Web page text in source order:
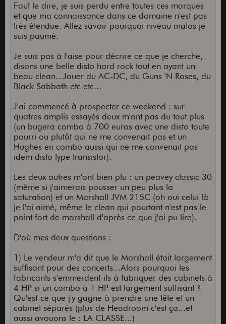
Faut le dire, je suis perdu entre toutes ces marques
et que ma connaissance dans ce domaine n'est pas
très étendue. Allez savoir pourquoi niveau matos je
suis paumé.
Je suis pas à l'aise pour décrire ce que je cherche,
disons une belle disto hard rock tout en ayant un
beau clean...Jouer du AC-DC, du Guns 'N Roses, du
Black Sabbath etc etc...
J'ai commencé à prospecter ce weekend : sur
quatres amplis essayés deux m'ont pas du tout plus
(un bugera combo à 700 euros avec une disto toute
pourri ou plutôt qui ne me convenait pas et un
Hughes en combo aussi qui ne me convenait pas
idem disto type transistor).
Les deux autres m'ont bien plu : un peavey classic 30
(même si j'aimerais pousser un peu plus la
saturation) et un Marshall JVM 215C (oh oui celui là
je l'ai aimé, même le clean qui pourtant n'est pas le
point fort de marshall d'après ce que j'ai pu lire).
D'où mes deux questions :
1) Le vendeur m'a dit que le Marshall était largement
suffisant pour des concerts...Alors pourquoi les
fabricants s'emmerdent-ils à fabriquer des cabinets à
4 HP si un combo à 1 HP est largement suffisant ?
Qu'est-ce que j'y gagne à prendre une tête et un
cabinet séparés (plus de Headroom c'est ça...et
aussi avouons le : LA CLASSE...)